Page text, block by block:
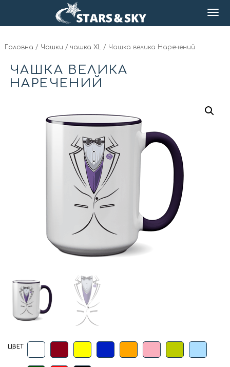
Головна / Чашки / чашка XL / Чашка велика Наречений
ЧАШКА ВЕЛИКА
НАРЕЧЕНИЙ
ЦВЕТ